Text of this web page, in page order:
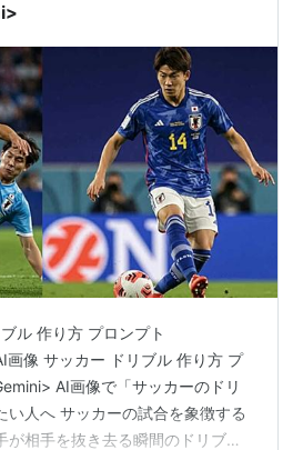
ル 作り方 プロンプト
像 サッカー ドリブル 作り方 プ
AI画像で「サッカーのドリ
い人へ サッカーの試合を象徴する
が相手を抜き去る瞬間のドリブル